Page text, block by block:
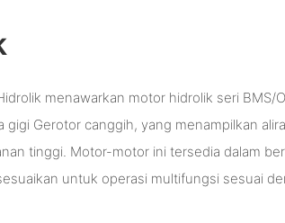
menawarkan motor hidrolik seri BMS/
gigi Gerotor canggih, yang menampilkan
tinggi. Motor-motor ini tersedia dalam
untuk operasi multifungsi sesuai